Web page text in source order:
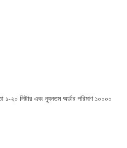
১-২০ লিটার এবং ন্যূনতম অর্ডার পরিমাণ ১০০০০